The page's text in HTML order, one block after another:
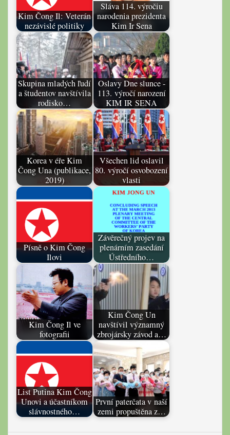
Kim Čong Il: Veterán
nezávislé politiky
Sláva 114. výročiu
narodenia prezidenta
Kim Ir Sena
Skupina mladých ľudí
a študentov navštívila
rodisko…
Oslavy Dne slunce -
113. výročí narození
KIM IR SENA
Korea v éře Kim
Čong Una (publikace,
2019)
Všechen lid oslavil
80. výročí osvobození
vlasti
Písně o Kim Čong
Ilovi
Závěrečný projev na
plenárním zasedání
Ústředního…
Kim Čong Il ve
fotografii
Kim Čong Un
navštívil významný
zbrojársky závod a…
List Putina Kim Čong
Unovi a účastníkom
slávnostného…
První paterčata v naší
zemi propuštěna z…